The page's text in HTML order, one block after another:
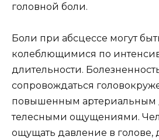
головной боли.
Боли при абсцессе могут
колеблющимися по
длительности.
сопровождаться
повышенным артериальным
телесными ощущениями.
ощущать давление в голове,